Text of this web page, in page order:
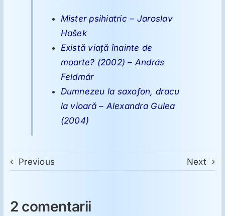
Mister psihiatric – Jaroslav
Hašek
Există viaţă înainte de
moarte? (2002) – András
Feldmár
Dumnezeu la saxofon, dracu
la vioară – Alexandra Gulea
(2004)
Previous Next
2 comentarii